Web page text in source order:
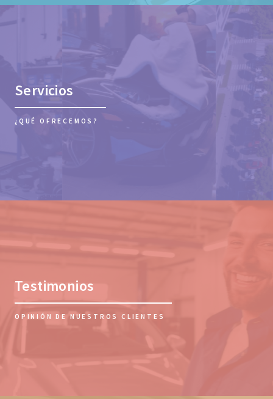
Servicios
¿QUÉ OFRECEMOS?
Testimonios
OPINIÓN DE NUESTROS CLIENTES